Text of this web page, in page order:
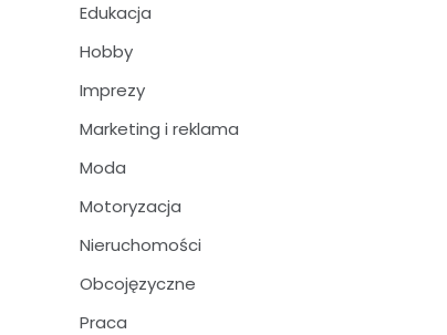
Edukacja
Hobby
Imprezy
Marketing i reklama
Moda
Motoryzacja
Nieruchomości
Obcojęzyczne
Praca